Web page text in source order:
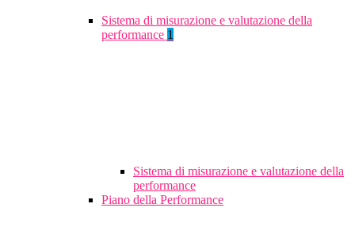
Sistema di misurazione e valutazione della
performance 1
Sistema di misurazione e valutazione della
performance
Piano della Performance